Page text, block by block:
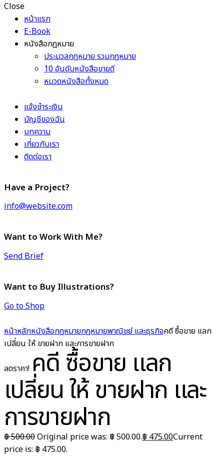
Close
หน้าแรก
E-Book
หนังสือกฎหมาย
ประมวลกฎหมาย รวมกฎหมาย
10 อันดับหนังสือขายดี
หมวดหนังสือทั้งหมด
แจ้งชำระเงิน
บัญชีของฉัน
บทความ
เกี่ยวกับเรา
ติดต่อเรา
Have a Project?
info@website.com
Want to Work With Me?
Send Brief
Want to Buy Illustrations?
Go to Shop
หน้าหลักหนังสือกฎหมายกฎหมายพาณิชย์ และธุรกิจคดี ซื้อขาย แลก
เปลี่ยน ให้ ขายฝาก และการขายฝาก
ลดราคา! คดี ซื้อขาย แลก
เปลี่ยน ให้ ขายฝาก และ
การขายฝาก
฿500.00Original price was: ฿ 500.00.฿ 475.00Current
price is: ฿ 475.00.